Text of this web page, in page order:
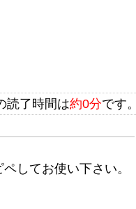
読了時間は約0分です。
してお使い下さい。